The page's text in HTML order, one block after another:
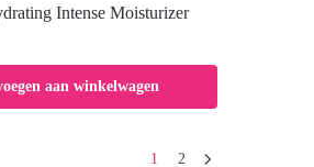
Intense Moisturizer
aan winkelwagen
1 2